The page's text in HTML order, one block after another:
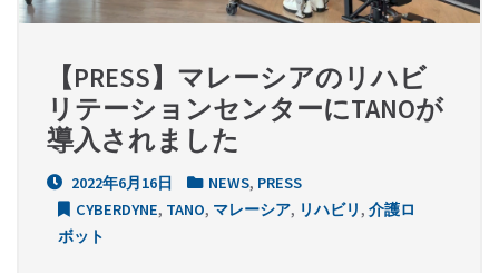
【PRESS】マレーシアのリハビ
リテーションセンターにTANOが
導入されました
2022年6月16日 NEWS, PRESS
CYBERDYNE, TANO, マレーシア, リハビリ, 介護ロ
ボット